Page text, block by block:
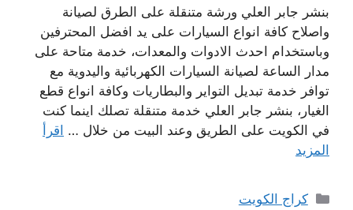
بنشر جابر العلي ورشة متنقلة على الطرق لصيانة
واصلاح كافة انواع السيارات على يد افضل المحترفين
وباستخدام احدث الادوات والمعدات، خدمة متاحة على
مدار الساعة لصيانة السيارات الكهربائية واليدوية مع
توافر خدمة تبديل التواير والبطاريات وكافة انواع قطع
الغيار، بنشر جابر العلي خدمة متنقلة تصلك اينما كنت
في الكويت على الطريق وعند البيت من خلال … اقرأ
المزيد
التصنيفات
كراج الكويت